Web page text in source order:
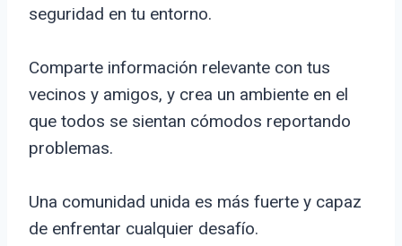
seguridad en tu entorno.
Comparte información relevante con tus
vecinos y amigos, y crea un ambiente en el
que todos se sientan cómodos reportando
problemas.
Una comunidad unida es más fuerte y capaz
de enfrentar cualquier desafío.